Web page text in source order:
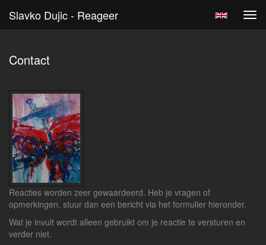
Slavko Dujic - Reageer
Contact
Reacties worden zeer gewaardeerd. Heb je vragen of
opmerkingen, stuur dan een bericht via het formulier hieronder.
Wat je invult wordt alleen gebruikt om je reactie te versturen en
verder niet.